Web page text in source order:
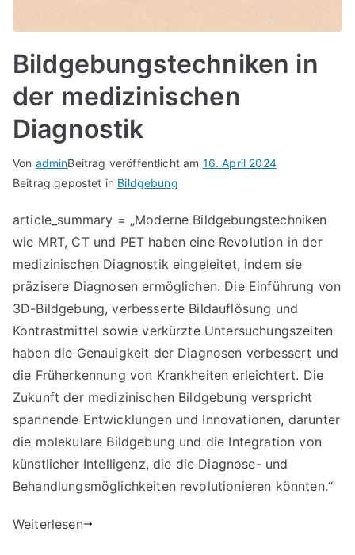
Bildgebungstechniken in
der medizinischen
Diagnostik
Von adminBeitrag veröffentlicht am 16. April 2024
Beitrag gepostet in Bildgebung
article_summary = „Moderne Bildgebungstechniken
wie MRT, CT und PET haben eine Revolution in der
medizinischen Diagnostik eingeleitet, indem sie
präzisere Diagnosen ermöglichen. Die Einführung von
3D-Bildgebung, verbesserte Bildauflösung und
Kontrastmittel sowie verkürzte Untersuchungszeiten
haben die Genauigkeit der Diagnosen verbessert und
die Früherkennung von Krankheiten erleichtert. Die
Zukunft der medizinischen Bildgebung verspricht
spannende Entwicklungen und Innovationen, darunter
die molekulare Bildgebung und die Integration von
künstlicher Intelligenz, die die Diagnose- und
Behandlungsmöglichkeiten revolutionieren könnten.“
Weiterlesen